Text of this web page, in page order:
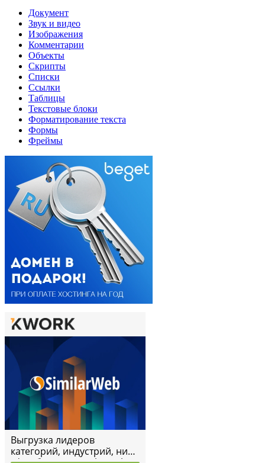
Документ
Звук и видео
Изображения
Комментарии
Объекты
Скрипты
Списки
Ссылки
Таблицы
Текстовые блоки
Форматирование текста
Формы
Фреймы